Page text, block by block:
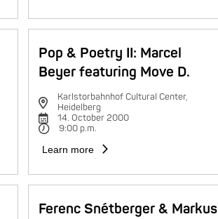
Pop & Poetry II: Marcel
Beyer featuring Move D.
Karlstorbahnhof Cultural Center,
Heidelberg
14. October 2000
9:00 p.m.
Learn more
Ferenc Snétberger & Markus